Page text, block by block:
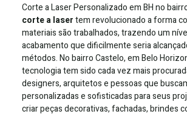
Corte a Laser Personalizado em BH no
corte a lasertem revolucionado a forma
materiais são trabalhados, trazendo um
acabamento que dificilmente seria
métodos. No bairro Castelo, em Belo
tecnologia tem sido cada vez mais
designers, arquitetos e pessoas que
personalizadas e sofisticadas para seus
criar peças decorativas, fachadas, brindes